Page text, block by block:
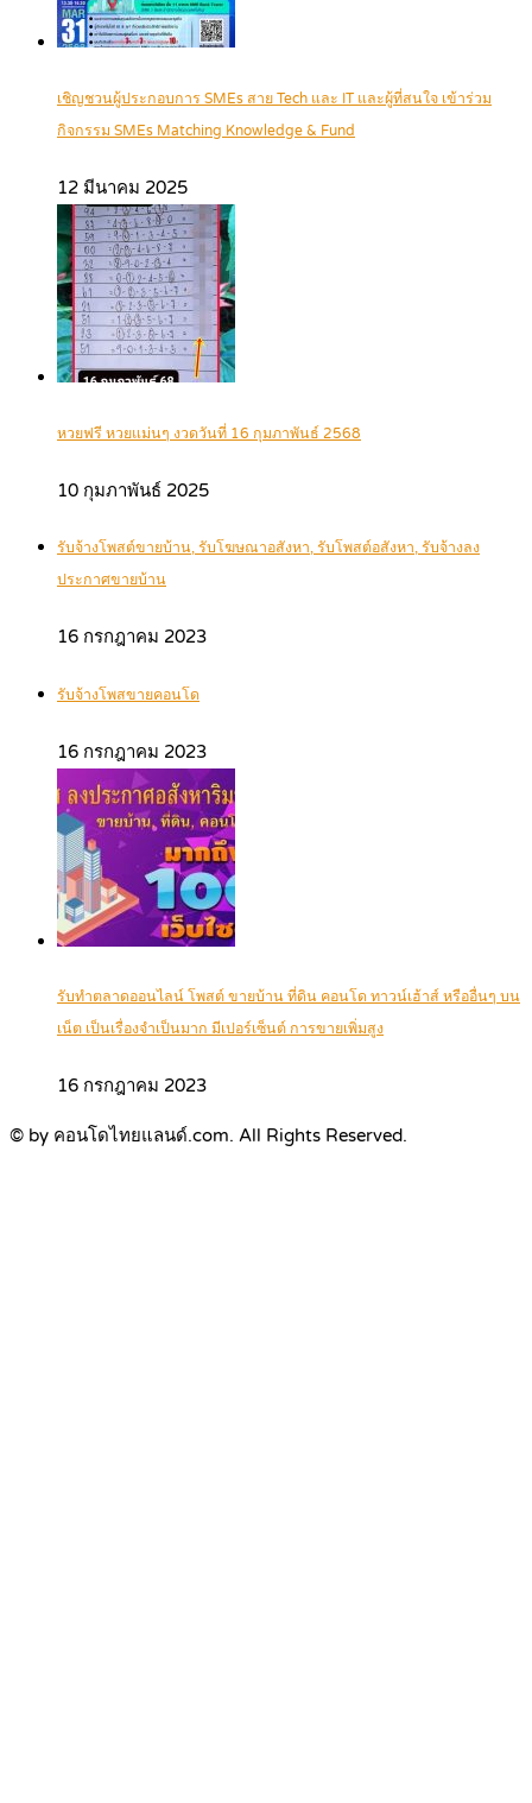
เชิญชวนผู้ประกอบการ SMEs สาย Tech และ IT และผู้ที่สนใจ เข้าร่วม
กิจกรรม SMEs Matching Knowledge & Fund
12 มีนาคม 2025
หวยฟรี หวยแม่นๆ งวดวันที่ 16 กุมภาพันธ์ 2568
10 กุมภาพันธ์ 2025
รับจ้างโพสต์ขายบ้าน, รับโฆษณาอสังหา, รับโพสต์อสังหา, รับจ้างลง
ประกาศขายบ้าน
16 กรกฎาคม 2023
รับจ้างโพสขายคอนโด
16 กรกฎาคม 2023
รับทำตลาดออนไลน์ โพสต์ ขายบ้าน ที่ดิน คอนโด ทาวน์เฮ้าส์ หรืออื่นๆ บน
เน็ต เป็นเรื่องจำเป็นมาก มีเปอร์เซ็นต์ การขายเพิ่มสูง
16 กรกฎาคม 2023
© by คอนโดไทยแลนด์.com. All Rights Reserved.